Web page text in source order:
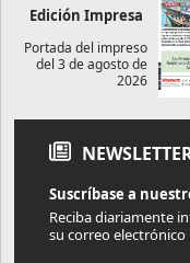
Edición Impresa
Portada del impreso
del 3 de agosto de
2026
Suscríbase a
Reciba diariamente
su correo electrónico